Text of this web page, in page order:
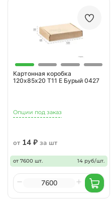
Картонная коробка
120х85х20 Т11 Е Бурый 0427
Опции под заказ
от 14 ₽ за шт
от 7600 шт. 14 руб/шт.